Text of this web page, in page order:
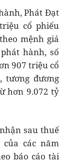
Phát Đạt
cổ phiếu
mệnh giá
hành, số
907 triệu cổ
tương đương
hơn 9.072 tỷ
sau thuế
các năm
báo cáo tài